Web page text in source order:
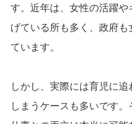
す。近年は、女性の活躍
げている所も多く、政府
ています。
しかし、実際には育児に
しまうケースも多いです。